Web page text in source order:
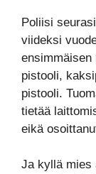
Poliisi
viideksi
ensimmäisen
pistooli,
pistooli.
tietää
eikä
Ja kyllä mies